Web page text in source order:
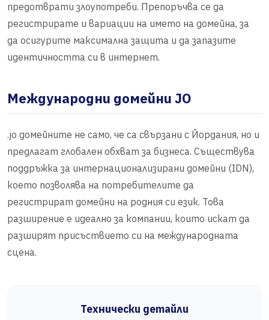
предотврати злоупотреби. Препоръчва се да
регистрирате и вариации на името на домейна, за
да осигурите максимална защита и да запазите
идентичността си в интернет.
Международни домейни JO
.jo домейните не само, че са свързани с Йордания, но и
предлагат глобален обхват за бизнеса. Съществува
поддръжка за интернационализирани домейни (IDN),
което позволява на потребителите да
регистрират домейни на родния си език. Това
разширение е идеално за компании, които искат да
разширят присъствието си на международната
сцена.
Технически детайли